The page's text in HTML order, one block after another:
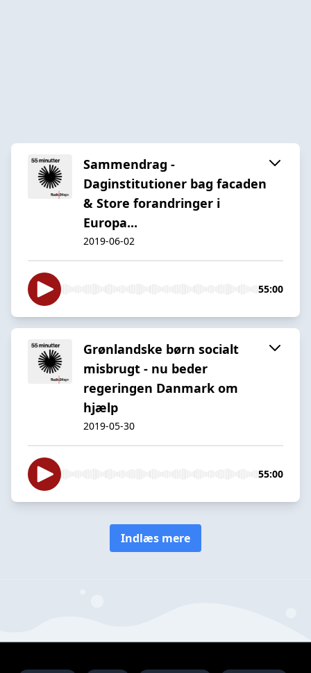
Sammendrag -
Daginstitutioner bag facaden
& Store forandringer i
Europa...
2019-06-02
55:00
Grønlandske børn socialt
misbrugt - nu beder
regeringen Danmark om
hjælp
2019-05-30
55:00
Indlæs mere